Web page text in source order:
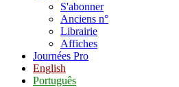
S'abonner
Anciens n°
Librairie
Affiches
Journées Pro
English
Português